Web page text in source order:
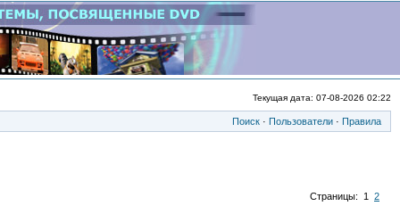
Текущая дата: 07-08-2026 02:22
Поиск · Пользователи · Правила
Страницы: 1 2